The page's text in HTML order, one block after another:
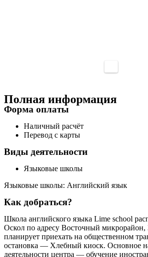
Полная информация
Форма оплаты
Наличный расчёт
Перевод с карты
Виды деятельности
Языковые школы
Языковые школы: Английский язык
Как добраться?
Школа английского языка Lime school
Оскол по адресу Восточный микрорайон,
планирует приехать на общественном
остановка — Хлебный киоск. Основное
деятельности центра — обучение